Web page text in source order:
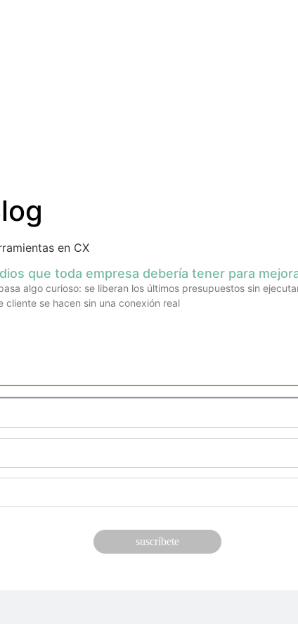
en CX
que toda empresa debería tener para
algo curioso: se liberan los últimos presupuestos sin
cliente se hacen sin una conexión real